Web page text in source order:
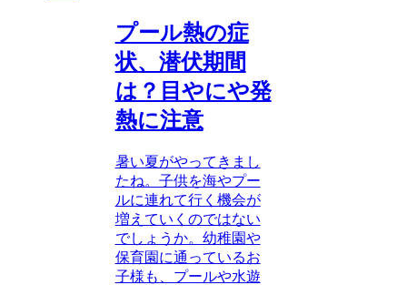
プール熱の症
状、潜伏期間
は？目やにや発
熱に注意
暑い夏がやってきまし
たね。子供を海やプー
ルに連れて行く機会が
増えていくのではない
でしょうか。幼稚園や
保育園に通っているお
子様も、プールや水遊